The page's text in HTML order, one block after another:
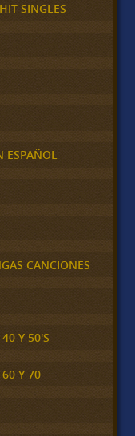
SINGLES
ESPAÑOL
CANCIONES
Y 50'S
60 Y 70